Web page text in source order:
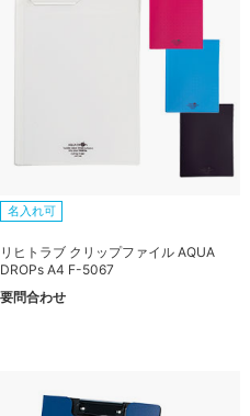
名入れ可
リヒトラブ クリップファイル AQUA
DROPs A4 F-5067
要問合わせ